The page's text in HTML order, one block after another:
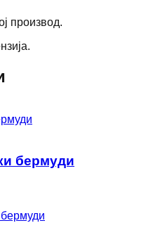
производ.
бермуди